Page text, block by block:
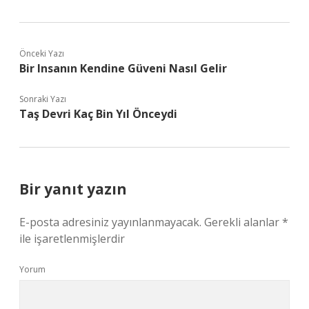
Önceki Yazı
Bir Insanın Kendine Güveni Nasıl Gelir
Sonraki Yazı
Taş Devri Kaç Bin Yıl Önceydi
Bir yanıt yazın
E-posta adresiniz yayınlanmayacak. Gerekli alanlar*
ile işaretlenmişlerdir
Yorum